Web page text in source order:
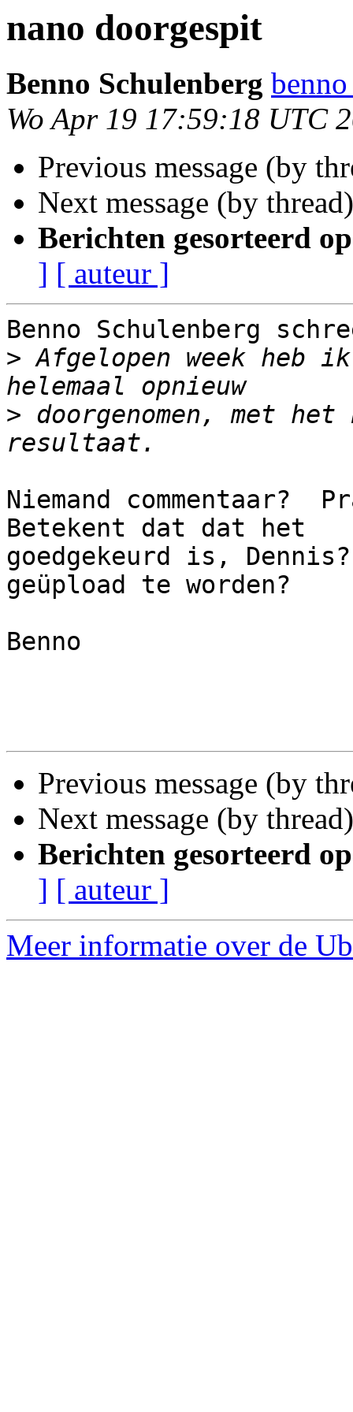
nano doorgespit
Benno Schulenberg
Wo Apr 19 17:59:18 UTC
Previous message (by
Next message (by
Berichten gesorteerd
] [ auteur ]
Benno Schulenberg
> Afgelopen week heb
> doorgenomen, met
Niemand commentaar?
Betekent dat dat het
goedgekeurd is,
geüpload te worden?
Benno
Previous message (by
Next message (by
Berichten gesorteerd
] [ auteur ]
Meer informatie over de